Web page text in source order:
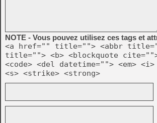
NOTE - Vous pouvez utilisez ces tags et
<a href="" title=""> <abbr
title=""> <b> <blockquote
<code> <del datetime=""> <em>
<s> <strike> <strong>